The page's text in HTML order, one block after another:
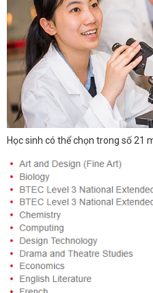
Học sinh có thể chọn trong số 21